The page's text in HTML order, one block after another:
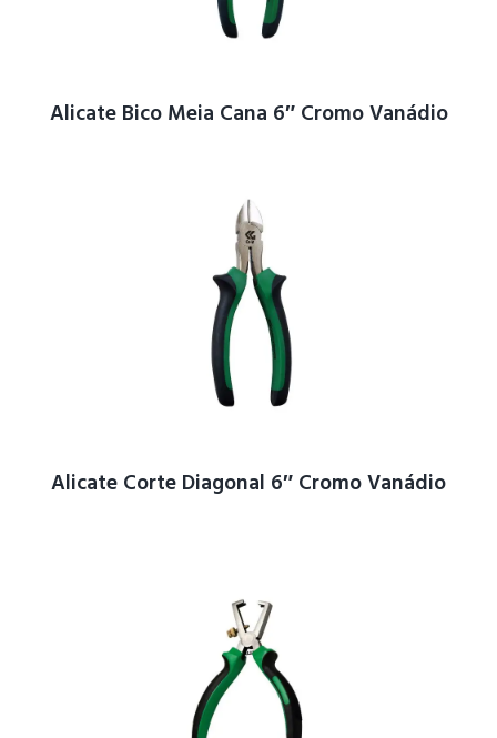
Alicate Bico Meia Cana 6″ Cromo Vanádio
Alicate Corte Diagonal 6″ Cromo Vanádio